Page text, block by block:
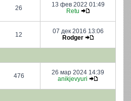
26
13 фев 2022 01:49
Retu
12
07 дек 2016 13:06
Rodger
476
26 мар 2024 14:39
anikjevyuri